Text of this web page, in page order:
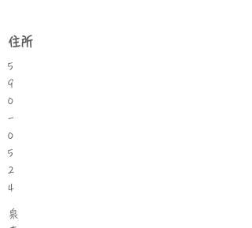
住所
5
9
0
-
0
5
2
4
泉